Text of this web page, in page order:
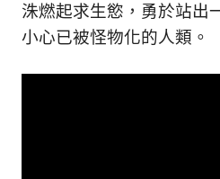
洙燃起求生慾，勇於站出
小心已被怪物化的人類。